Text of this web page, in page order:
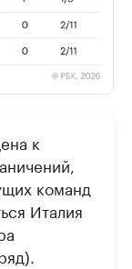
к
команд
Италия